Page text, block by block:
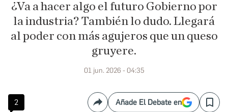
¿Va a hacer algo el futuro Gobierno por
la industria? También lo dudo. Llegará
al poder con más agujeros que un queso
gruyere.
01 jun. 2026 - 04:35
2 CompartirAñade El Debate en Save